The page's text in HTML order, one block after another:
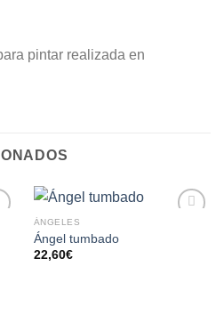
pintar realizada en
ÁNGELES
Ángel tumbado
22,60€